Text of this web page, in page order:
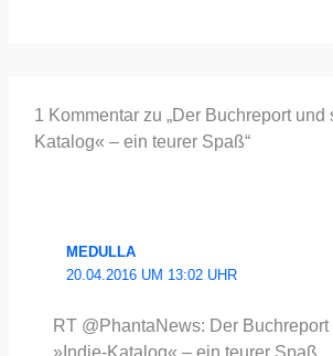
1 Kommentar zu „Der Buchreport und
Katalog« – ein teurer Spaß“
MEDULLA
20.04.2016 UM 13:02 UHR
RT @PhantaNews: Der Buch­re­port
»Indie-Kata­log« – ein teu­rer Spaß